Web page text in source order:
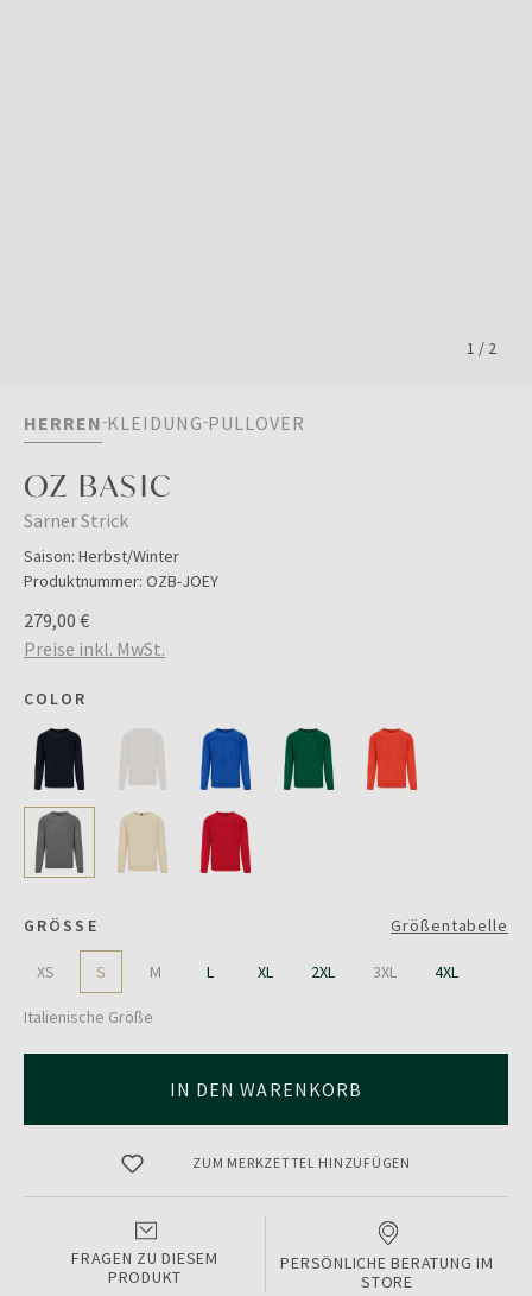
1 / 2
HERREN KLEIDUNG PULLOVER
OZ BASIC
Sarner Strick
Saison: Herbst/Winter
Produktnummer: OZB-JOEY
279,00 €
Preise inkl. MwSt.
COLOR
GRÖSSE Größentabelle
XS S M L XL 2XL 3XL 4XL
Italienische Größe
IN DEN WARENKORB
ZUM MERKZETTEL HINZUFÜGEN
FRAGEN ZU DIESEM
PRODUKT
PERSÖNLICHE BERATUNG IM
STORE